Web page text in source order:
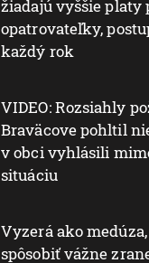
žiadajú vyššie platy
opatrovateľky,
každý rok
VIDEO: Rozsiahly
Braväcove pohltil
v obci vyhlásili
situáciu
Vyzerá ako
spôsobiť vážne